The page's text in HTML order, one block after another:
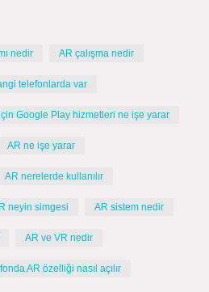
nedir AR çalışma nedir
telefonlarda var
Google Play hizmetleri ne işe yarar
AR ne işe yarar
AR nerelerde kullanılır
neyin simgesi AR sistem nedir
AR ve VR nedir
AR özelliği nasıl açılır